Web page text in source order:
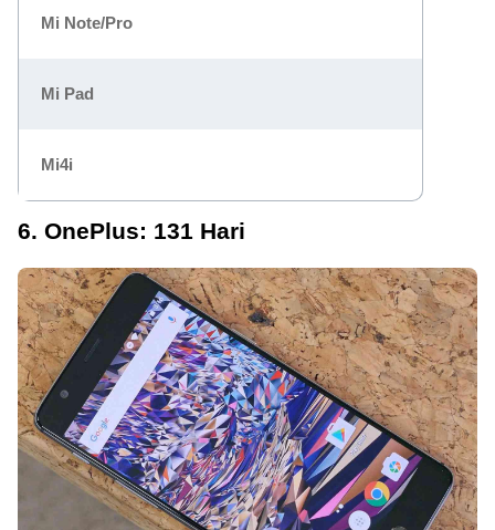
Mi Note/Pro
Mi Pad
Mi4i
6. OnePlus: 131 Hari